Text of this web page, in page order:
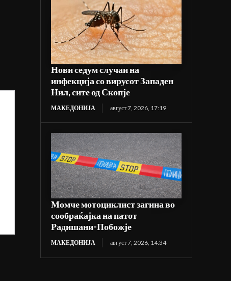
Нови седум случаи на
инфекција со вирусот Западен
Нил, сите од Скопје
МАКЕДОНИЈА август 7, 2026, 17:19
Момче мотоциклист загина во
сообраќајка на патот
Радишани-Побожје
МАКЕДОНИЈА август 7, 2026, 14:34